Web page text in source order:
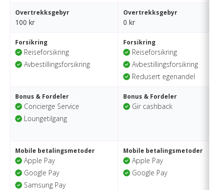
Overtrekksgebyr
100 kr
Overtrekksgebyr
0 kr
Forsikring
Reiseforsikring
Avbestillingsforsikring
Forsikring
Reiseforsikring
Avbestillingsforsikring
Redusert egenandel
Bonus & Fordeler
Concierge Service
Loungetilgang
Bonus & Fordeler
Gir cashback
Mobile betalingsmetoder
Apple Pay
Google Pay
Samsung Pay
Mobile betalingsmetoder
Apple Pay
Google Pay